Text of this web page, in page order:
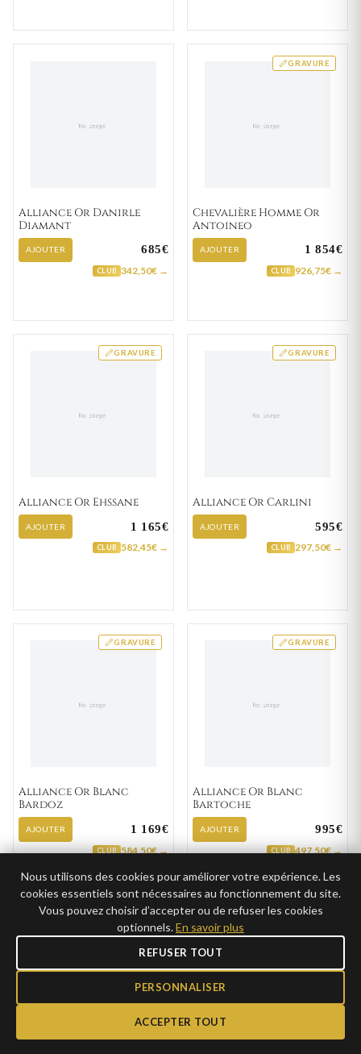
Alliance Or Danirle
Diamant
AJOUTER 685€
CLUB 342,50€ →
GRAVURE
Chevalière Homme Or
Antoineo
AJOUTER 1 854€
CLUB 926,75€ →
GRAVURE
Alliance Or Ehssane
AJOUTER 1 165€
CLUB 582,45€ →
GRAVURE
Alliance Or Carlini
AJOUTER 595€
CLUB 297,50€ →
GRAVURE
Alliance Or Blanc
Bardoz
AJOUTER 1 169€
CLUB 584,50€ →
GRAVURE
Alliance Or Blanc
Bartoche
AJOUTER 995€
CLUB 497,50€ →
GRAVURE
Nous utilisons des cookies pour améliorer votre expérience. Les
cookies essentiels sont nécessaires au fonctionnement du site.
Vous pouvez choisir d’accepter ou de refuser les cookies
optionnels.En savoir plus
REFUSER TOUT
PERSONNALISER
ACCEPTER TOUT